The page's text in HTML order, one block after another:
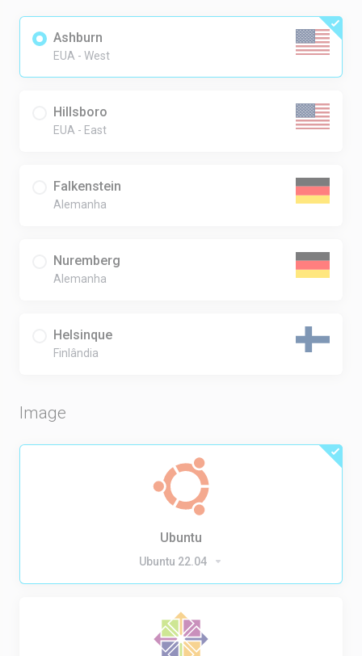
Ashburn
EUA - West
Hillsboro
EUA - East
Falkenstein
Alemanha
Nuremberg
Alemanha
Helsinque
Finlândia
Image
Ubuntu
Ubuntu 22.04